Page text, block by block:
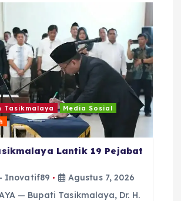
Tasikmalaya
Media Sosial
Lantik 19 Pejabat
Inovatif89
Agustus 7, 2026
— Bupati Tasikmalaya, Dr. H.